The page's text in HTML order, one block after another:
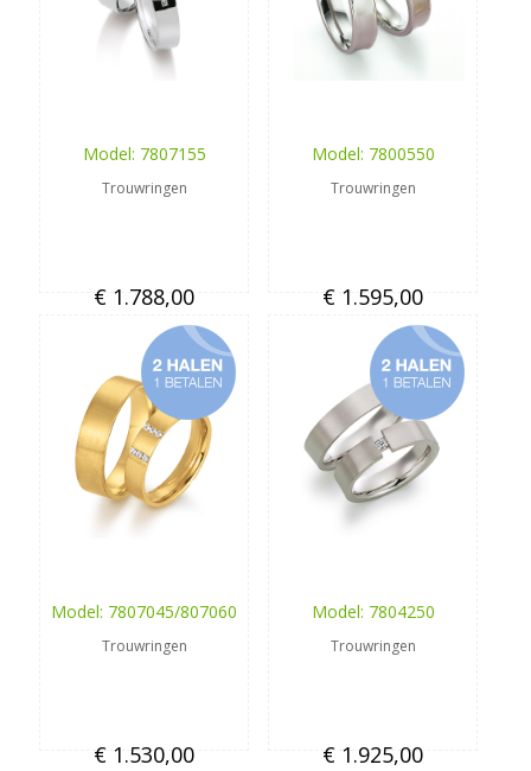
Model: 7807155
Trouwringen
€ 1.788,00
Model: 7800550
Trouwringen
€ 1.595,00
Model: 7807045/807060
Trouwringen
€ 1.530,00
Model: 7804250
Trouwringen
€ 1.925,00